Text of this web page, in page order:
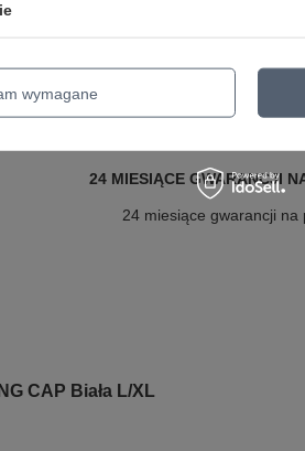
- rodzaj ostrzeżenia
24 MIESIĄCE GWARANCJI
24 miesiące gwarancji na
CAP Biała L/XL
wymagane